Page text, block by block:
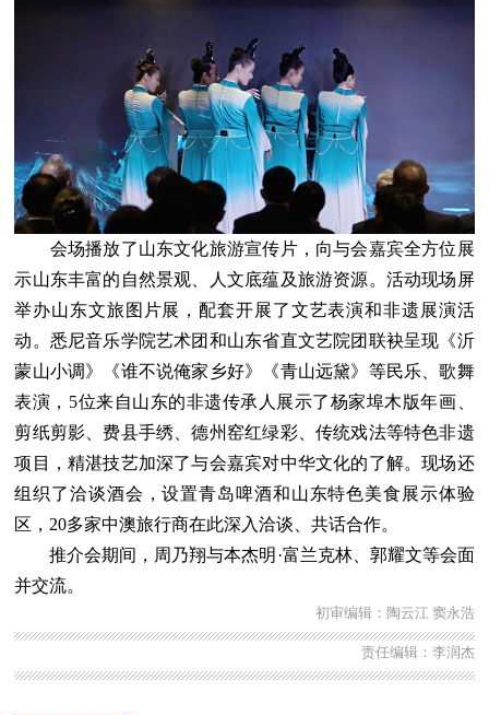
会场播放了山东文化旅游宣传片，向与会嘉宾全方位展
示山东丰富的自然景观、人文底蕴及旅游资源。活动现场屏
举办山东文旅图片展，配套开展了文艺表演和非遗展演活
动。悉尼音乐学院艺术团和山东省直文艺院团联袂呈现《沂
蒙山小调》《谁不说俺家乡好》《青山远黛》等民乐、歌舞
表演，5位来自山东的非遗传承人展示了杨家埠木版年画、
剪纸剪影、费县手绣、德州窑红绿彩、传统戏法等特色非遗
项目，精湛技艺加深了与会嘉宾对中华文化的了解。现场还
组织了洽谈酒会，设置青岛啤酒和山东特色美食展示体验
区，20多家中澳旅行商在此深入洽谈、共话合作。
推介会期间，周乃翔与本杰明·富兰克林、郭耀文等会面
并交流。
初审编辑：陶云江 窦永浩
责任编辑：李润杰